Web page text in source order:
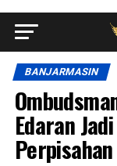
BANJARMASIN
Edaran